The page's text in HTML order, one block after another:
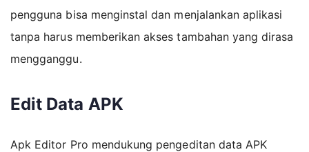
pengguna bisa menginstal dan menjalankan aplikasi
tanpa harus memberikan akses tambahan yang dirasa
mengganggu.
Edit Data APK
Apk Editor Pro mendukung pengeditan data APK